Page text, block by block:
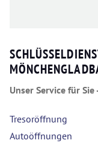
Unser Service für
Tresoröffnung
Autoöffnungen